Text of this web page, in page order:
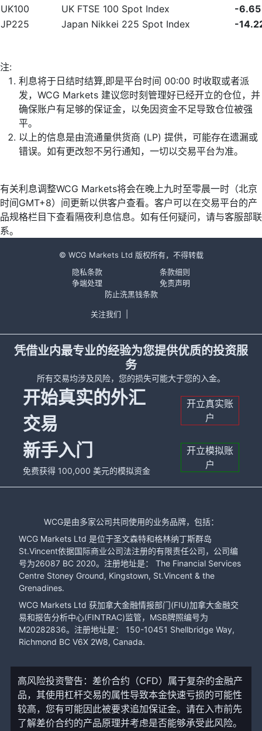
UK100
UK FTSE 100 Spot Index
-6.65
JP225
Japan Nikkei 225 Spot Index -
注:
利息将于日结时结算,即是平台时间 00:00 时收取或者派
发，WCG Markets 建议您时刻管理好已经开立的仓位，并
确保账户有足够的保证金，以免因资金不足导致仓位被强
平。
以上的信息是由流通量供货商 (LP) 提供，可能存在遗漏或
错误。如有更改恕不另行通知，一切以交易平台为准。
有关利息调整WCG Markets将会在晚上九时至零晨一时（北京
时间GMT+8）间更新以供客户查看。客户可以在交易平台的产
品规格栏目下查看隔夜利息信息。如有任何疑问，请与客服部联
系。
© WCG Markets Ltd 版权所有，不得转载
隐私条款
条款细则
争端处理
免责声明
防止洗黑钱条款
关注我们
凭借业内最专业的经验为您提供优质的投资服
务
所有交易均涉及风险，您的损失可能大于您的入金。
开始真实的外汇
交易
开立真实账
户
新手入门
免费获得 100,000 美元的模拟资金
开立模拟账
户
WCG是由多家公司共同使用的业务品牌，包括：
WCG Markets Ltd 是位于圣文森特和格林纳丁斯群岛
St.Vincent依据国际商业公司法注册的有限责任公司，公司编
号为26087 BC 2020。注册地址是： The Financial Services
Centre Stoney Ground, Kingstown, St.Vincent & the
Grenadines.
WCG Markets Ltd 获加拿大金融情报部门(FIU)加拿大金融交
易和报告分析中心(FINTRAC)监管，MSB牌照编号为
M20282836。注册地址是： 150-10451 Shellbridge Way,
Richmond BC V6X 2W8, Canada.
高风险投资警告：差价合约（CFD）属于复杂的金融产
品，其使用杠杆交易的属性导致本金快速亏损的可能性
较高，您有可能因此被要求追加保证金。请在入市前先
了解差价合约的产品原理并考虑是否能够承受此风险。